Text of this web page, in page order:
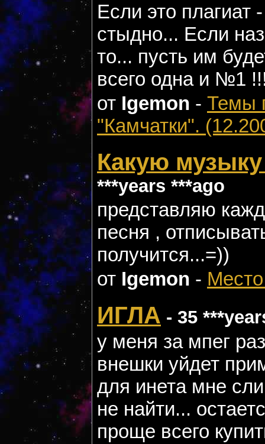
Если это плагиат
стыдно... Если
то... пусть им
всего одна и №1
от Igemon - Темы
"Камчатки".
Какую
***years ***ago
представляю
песня ,
получится...=))
от Igemon -
ИГЛА - 35
у меня за мпег
внешки уйдет
для инета мне
не найти...
проще всего